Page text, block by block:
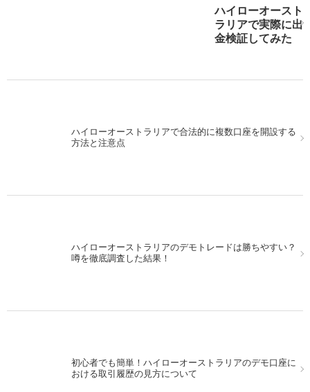
ハイローオースト
ラリアで実際に出
金検証してみた
ハイローオーストラリアで合法的に複数口座を開設する
方法と注意点
ハイローオーストラリアのデモトレードは勝ちやすい？
噂を徹底調査した結果！
初心者でも簡単！ハイローオーストラリアのデモ口座に
おける取引履歴の見方について
スマホで実践！ハイローオーストラリアのアプリを攻略
パソコンでMT4を使いながら、スマホを使ってハイロー
オーストラリアの取引！
13日の金曜日にハイローオーストラリアで実戦取引をし
てみた！
MACDを使ってハイローオーストラリアで取引。シンプ
ルに行こう！